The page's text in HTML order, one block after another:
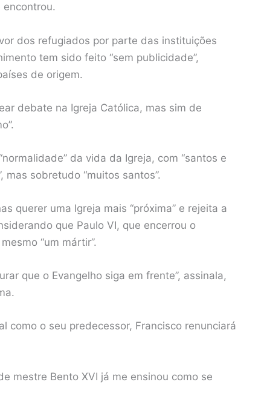
encontrou.
dos refugiados por parte das instituições
tem sido feito “sem publicidade”,
de origem.
debate na Igreja Católica, mas sim de
da vida da Igreja, com “santos e
mas sobretudo “muitos santos”.
querer uma Igreja mais “próxima” e rejeita a
que Paulo VI, que encerrou o
“um mártir”.
que o Evangelho siga em frente”, assinala,
como o seu predecessor, Francisco renunciará
mestre Bento XVI já me ensinou como se